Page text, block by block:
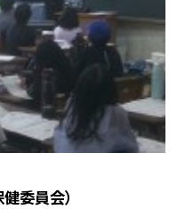
委員会）